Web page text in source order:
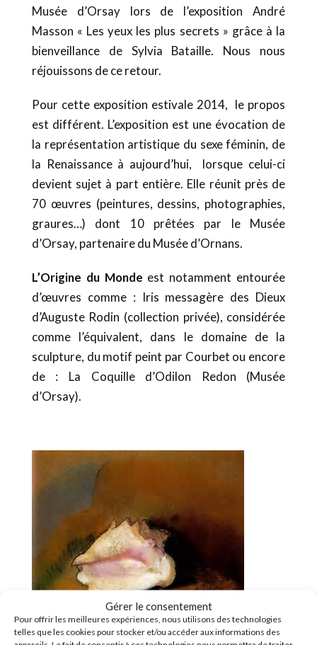
Gérer le consentement
Pour offrir les meilleures expériences, nous utilisons des technologies
telles que les cookies pour stocker et/ou accéder aux informations des
Musée d’Orsay lors de l’exposition André
Masson « Les yeux les plus secrets » grâce à la
bienveillance de Sylvia Bataille. Nous nous
réjouissons de ce retour.
Pour cette exposition estivale 2014, le propos
est différent. L’exposition est une évocation de
la représentation artistique du sexe féminin, de
la Renaissance à aujourd’hui, lorsque celui-ci
devient sujet à part entière. Elle réunit près de
70 œuvres (peintures, dessins, photographies,
graures…) dont 10 prêtées par le Musée
d’Orsay, partenaire du Musée d’Ornans.
L’Origine du Monde est notamment entourée
d’œuvres comme : Iris messagère des Dieux
d’Auguste Rodin (collection privée), considérée
comme l’équivalent, dans le domaine de la
sculpture, du motif peint par Courbet ou encore
de : La Coquille d’Odilon Redon (Musée
d’Orsay).